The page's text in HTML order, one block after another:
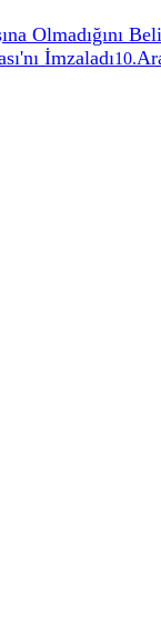
Olmadığını
İmzaladı10.